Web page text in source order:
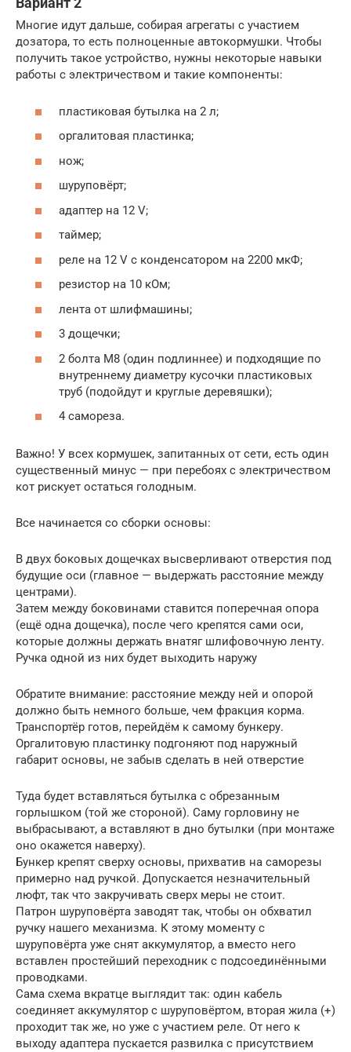
Многие идут дальше, собирая агрегаты с участием
дозатора, то есть полноценные автокормушки. Чтобы
получить такое устройство, нужны некоторые навыки
работы с электричеством и такие компоненты:
пластиковая бутылка на 2 л;
оргалитовая пластинка;
нож;
шуруповёрт;
адаптер на 12 V;
таймер;
реле на 12 V c конденсатором на 2200 мкФ;
резистор на 10 кОм;
лента от шлифмашины;
3 дощечки;
2 болта М8 (один подлиннее) и подходящие по
внутреннему диаметру кусочки пластиковых
труб (подойдут и круглые деревяшки);
4 самореза.
Важно! У всех кормушек, запитанных от сети, есть один
существенный минус — при перебоях с электричеством
кот рискует остаться голодным.
Все начинается со сборки основы:
В двух боковых дощечках высверливают отверстия под
будущие оси (главное — выдержать расстояние между
центрами).
Затем между боковинами ставится поперечная опора
(ещё одна дощечка), после чего крепятся сами оси,
которые должны держать внатяг шлифовочную ленту.
Ручка одной из них будет выходить наружу
Обратите внимание: расстояние между ней и опорой
должно быть немного больше, чем фракция корма.
Транспортёр готов, перейдём к самому бункеру.
Оргалитовую пластинку подгоняют под наружный
габарит основы, не забыв сделать в ней отверстие
Туда будет вставляться бутылка с обрезанным
горлышком (той же стороной). Саму горловину не
выбрасывают, а вставляют в дно бутылки (при монтаже
оно окажется наверху).
Бункер крепят сверху основы, прихватив на саморезы
примерно над ручкой. Допускается незначительный
люфт, так что закручивать сверх меры не стоит.
Патрон шуруповёрта заводят так, чтобы он обхватил
ручку нашего механизма. К этому моменту с
шуруповёрта уже снят аккумулятор, а вместо него
вставлен простейший переходник с подсоединёнными
проводками.
Сама схема вкратце выглядит так: один кабель
соединяет аккумулятор с шуруповёртом, вторая жила (+)
проходит так же, но уже с участием реле. От него к
выходу адаптера пускается развилка с присутствием